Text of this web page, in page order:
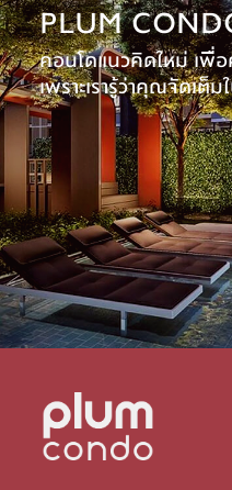
PLUM
คอนโดแนวคิดใหม่ เพื่
เพราะเรารู้ว่าคุณจัดเต็